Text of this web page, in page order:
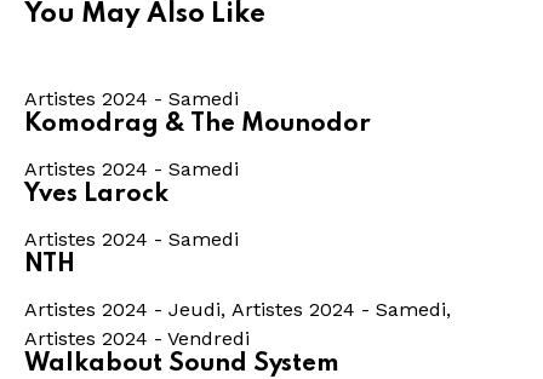
You May Also Like
Artistes 2024 - Samedi
Komodrag & The Mounodor
Artistes 2024 - Samedi
Yves Larock
Artistes 2024 - Samedi
NTH
Artistes 2024 - Jeudi, Artistes 2024 - Samedi,
Artistes 2024 - Vendredi
Walkabout Sound System